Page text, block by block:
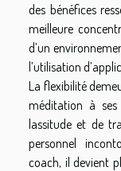
des bénéfices
meilleure
d’un
l’utilisation
La flexibilité
méditation à
lassitude et de
personnel
coach, il devient